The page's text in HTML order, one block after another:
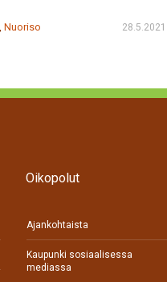
Nuoriso 28.5.2021
Oikopolut
Ajankohtaista
Kaupunki sosiaalisessa
mediassa